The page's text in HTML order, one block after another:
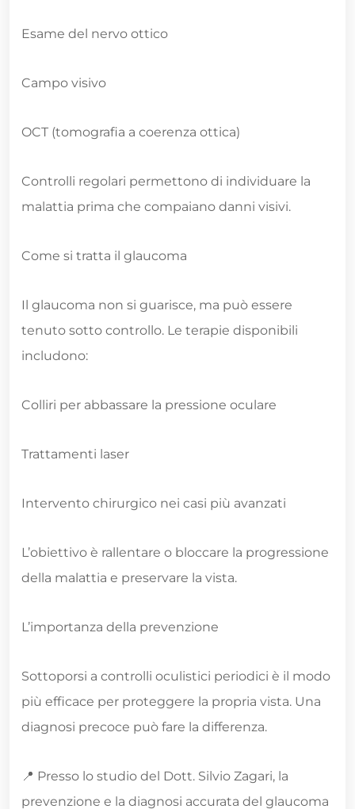
Esame del nervo ottico
Campo visivo
OCT (tomografia a coerenza ottica)
Controlli regolari permettono di individuare la
malattia prima che compaiano danni visivi.
Come si tratta il glaucoma
Il glaucoma non si guarisce, ma può essere
tenuto sotto controllo. Le terapie disponibili
includono:
Colliri per abbassare la pressione oculare
Trattamenti laser
Intervento chirurgico nei casi più avanzati
L’obiettivo è rallentare o bloccare la progressione
della malattia e preservare la vista.
L’importanza della prevenzione
Sottoporsi a controlli oculistici periodici è il modo
più efficace per proteggere la propria vista. Una
diagnosi precoce può fare la differenza.
📍 Presso lo studio del Dott. Silvio Zagari, la
prevenzione e la diagnosi accurata del glaucoma